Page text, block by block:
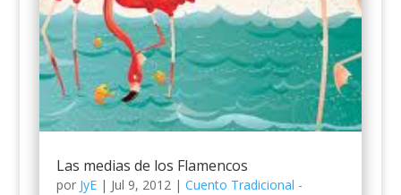
Las medias de los Flamencos
por JyE| Jul 9, 2012| Cuento Tradicional -